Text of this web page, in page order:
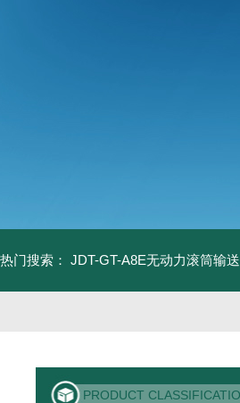
热门搜索： JDT-GT-A8E无动力滚筒输
PRODUCT